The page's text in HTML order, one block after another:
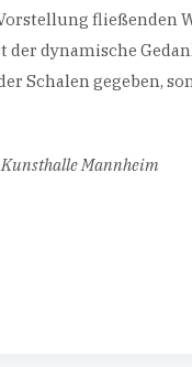
fließenden
der dynamische
Schalen gegeben,
Mannheim